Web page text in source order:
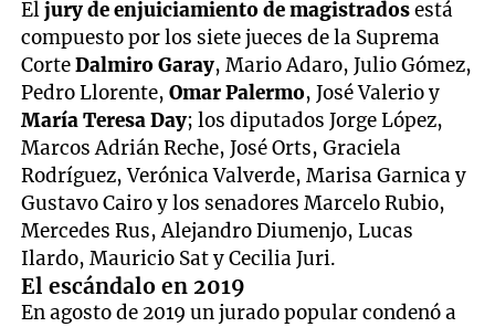
Eljury de enjuiciamiento de magistradosestá
compuesto por los siete jueces de la Suprema
CorteDalmiro Garay, Mario Adaro, Julio Gómez,
Pedro Llorente, Omar Palermo, José Valerio y
María Teresa Day; los diputados Jorge López,
Marcos Adrián Reche, José Orts, Graciela
Rodríguez, Verónica Valverde, Marisa Garnica y
Gustavo Cairo y los senadores Marcelo Rubio,
Mercedes Rus, Alejandro Diumenjo, Lucas
Ilardo, Mauricio Sat y Cecilia Juri.
El escándalo en 2019
En agosto de 2019 un jurado popular condenó a